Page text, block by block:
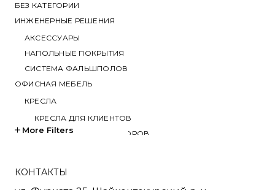
БЕЗ КАТЕГОРИИ
ИНЖЕНЕРНЫЕ РЕШЕНИЯ
АКСЕССУАРЫ
НАПОЛЬНЫЕ ПОКРЫТИЯ
СИСТЕМА ФАЛЬШПОЛОВ
ОФИСНАЯ МЕБЕЛЬ
КРЕСЛА
КРЕСЛА ДЛЯ КЛИЕНТОВ
КРЕСЛА ДЛЯ ПЕРЕГОВОРОВ
More Filters
КОНТАКТЫ